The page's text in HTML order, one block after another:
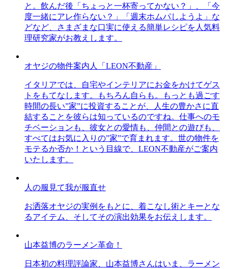
と。飲んだ後「ちょっと一杯寄ってかない？」、「今
度一緒にアレ作らない？」「週末ホムパしようよ」な
どなど、さまざまな口実に使える簡単レシピを人気料
理研究家がお教えします。
オヤジの物件案内人「LEON不動産」
イタリアでは、自宅やインテリアにお金をかけてゲス
トをもてなします。もちろん自らも。もっとも過ごす
時間の長い”家”に投資することが、人生の豊かさに直
結することを彼らは知っているのですね。仕事へのモ
チベーションも、彼女との愛情も、仲間との遊びも、
すべてはお気に入りの”家”で育まれます。世の物件を
モテるか否か！という目線で、LEON不動産がご案内
いたします。
人の服見て我が服直せ
お洒落オヤジの実例をもとに、着こなし術とキーとな
るアイテム、そしてその演出効果をお伝えします。
山本益博のラーメン革命！
日本初の料理評論家、山本益博さんはいま、ラーメン